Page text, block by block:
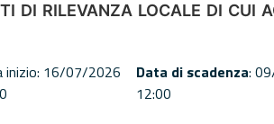
DI RILEVANZA LOCALE DI
inizio: 16/07/2026
Data di scadenza:
12:00